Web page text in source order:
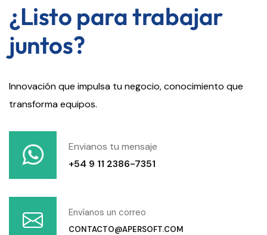
¿Listo para trabajar
juntos?
Innovación que impulsa tu negocio, conocimiento que
transforma equipos.
Envianos tu mensaje
+54 9 11 2386-7351
Envíanos un correo
CONTACTO@APERSOFT.COM